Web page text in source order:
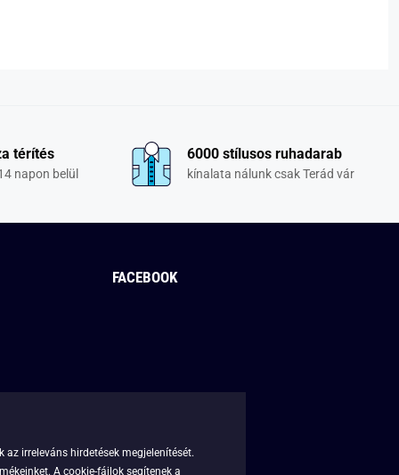
térítés
napon belül
6000 stílusos ruhadarab
kínalata nálunk csak Terád vár
FACEBOOK
irreleváns hirdetések megjelenítését.
A cookie-fájlok segítenek a